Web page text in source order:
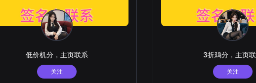
低价机分，主页联系
关注
3折鸡分，主页
关注